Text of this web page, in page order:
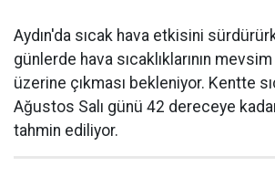
Aydın'da sıcak hava etkisini
günlerde hava sıcaklıklarının
üzerine çıkması bekleniyor. Kentte
Ağustos Salı günü 42 dereceye
tahmin ediliyor.